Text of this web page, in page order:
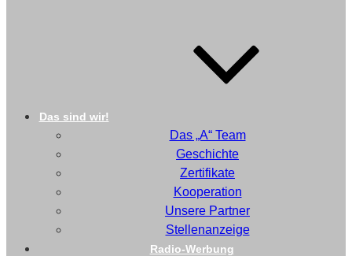
Das sind wir!
Das „A“ Team
Geschichte
Zertifikate
Kooperation
Unsere Partner
Stellenanzeige
Radio-Werbung